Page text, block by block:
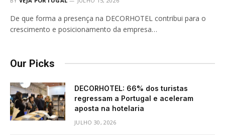
De que forma a presença na DECORHOTEL contribui para o
crescimento e posicionamento da empresa…
Our Picks
DECORHOTEL: 66% dos turistas
regressam a Portugal e aceleram
aposta na hotelaria
JULHO 30, 2026